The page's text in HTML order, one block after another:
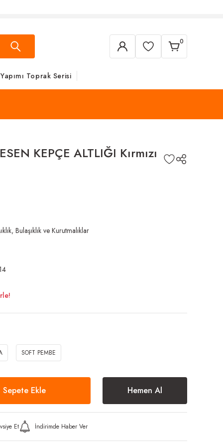
0
Toprak Serisi
KEPÇE ALTLIĞI Kırmızı
Bulaşıklık ve Kurutmalıklar
SOFT PEMBE
Sepete Ekle Hemen Al
Et İndirimde Haber Ver